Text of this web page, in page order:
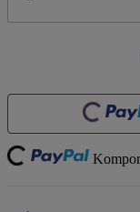
Loading...